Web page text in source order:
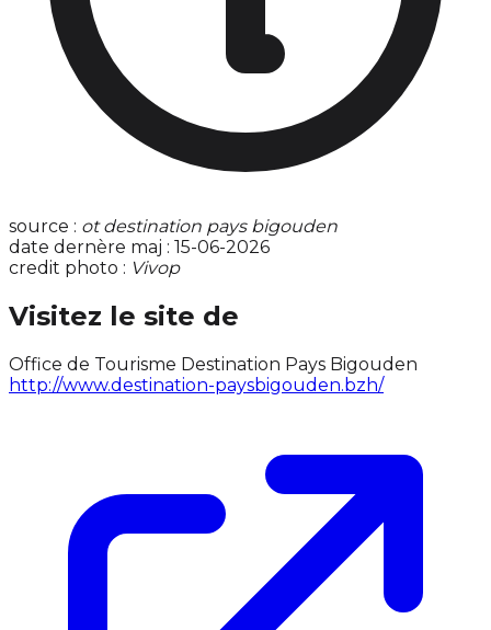
source : ot destination pays bigouden
date dernère maj : 15-06-2026
credit photo : Vivop
Visitez le site de
Office de Tourisme Destination Pays Bigouden
http://www.destination-paysbigouden.bzh/